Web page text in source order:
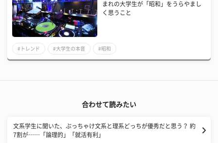
まれの大学生が「昭和」をうらやまし
く思うこと
#トレンド #大学生の本音 #昭和
合わせて読みたい
文系学生に聞いた、ぶっちゃけ文系と理系どっちが優秀だと思う？ 約
7割が……「論理的」「就活有利」